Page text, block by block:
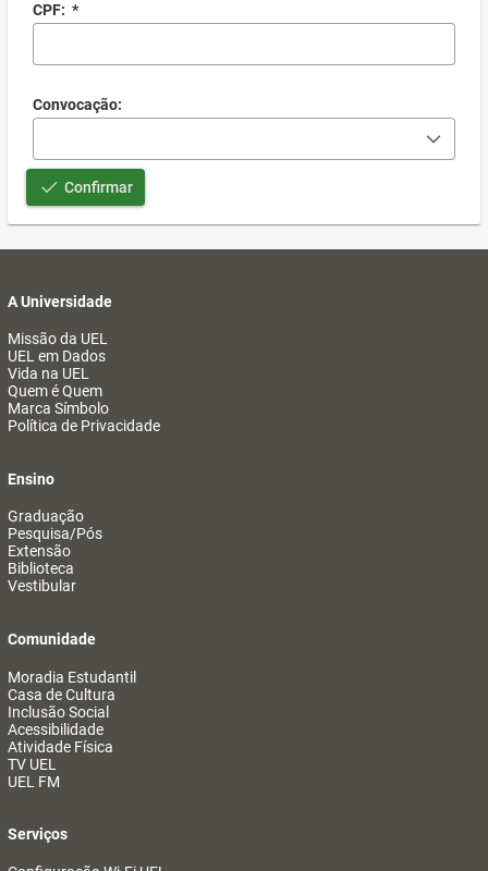
CPF: *
Convocação:
Confirmar
A Universidade
Missão da UEL
UEL em Dados
Vida na UEL
Quem é Quem
Marca Símbolo
Política de Privacidade
Ensino
Graduação
Pesquisa/Pós
Extensão
Biblioteca
Vestibular
Comunidade
Moradia Estudantil
Casa de Cultura
Inclusão Social
Acessibilidade
Atividade Física
TV UEL
UEL FM
Serviços